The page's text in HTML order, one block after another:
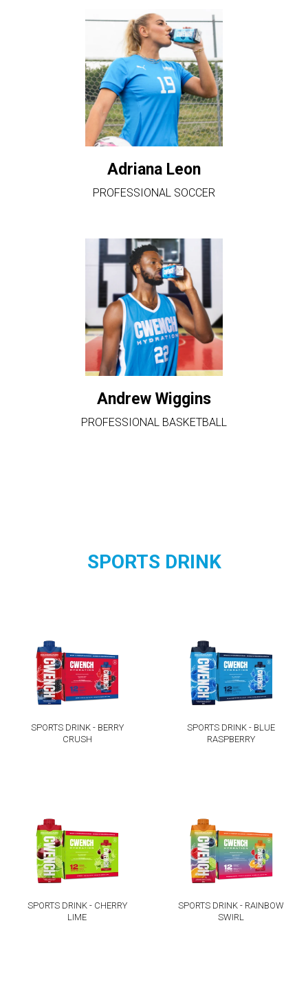
Adriana Leon
PROFESSIONAL SOCCER
Andrew Wiggins
PROFESSIONAL BASKETBALL
SPORTS DRINK
SPORTS DRINK - BERRY
CRUSH
SPORTS DRINK - BLUE
RASPBERRY
SPORTS DRINK - CHERRY
LIME
SPORTS DRINK - RAINBOW
SWIRL